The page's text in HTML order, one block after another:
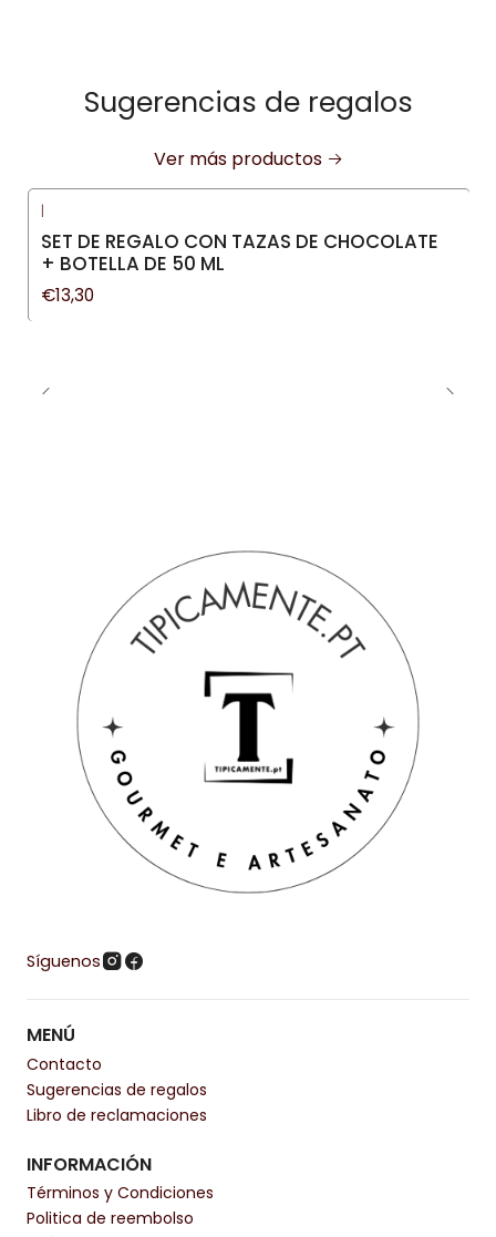
Sugerencias de regalos
Ver más productos
|
SET DE REGALO CON TAZAS DE CHOCOLATE
+ BOTELLA DE 50 ML
€13,30
Síguenos
MENÚ
Contacto
Sugerencias de regalos
Libro de reclamaciones
INFORMACIÓN
Términos y Condiciones
Politica de reembolso